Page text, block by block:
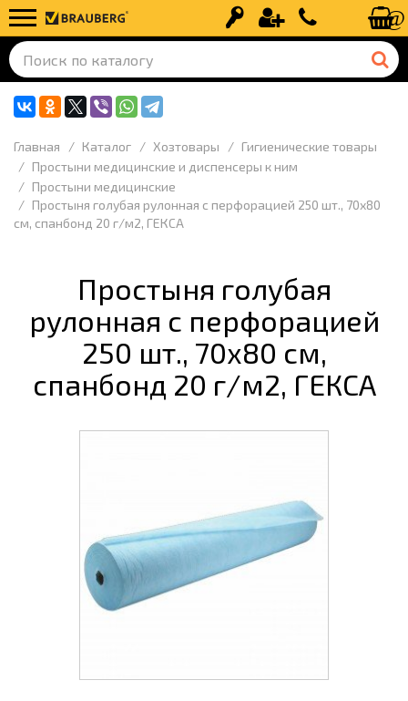
Вход Регистрация+7 (499) 110-
Главная Каталог Хозтовары
Гигиенические товары
Простыни медицинские и диспенсеры к ним
Простыни медицинские
Простыня голубая рулонная с перфорацией 250 шт., 70х80
см, спанбонд 20 г/м2, ГЕКСА
Простыня голубая
рулонная с перфорацией
250 шт., 70х80 см,
спанбонд 20 г/м2, ГЕКСА